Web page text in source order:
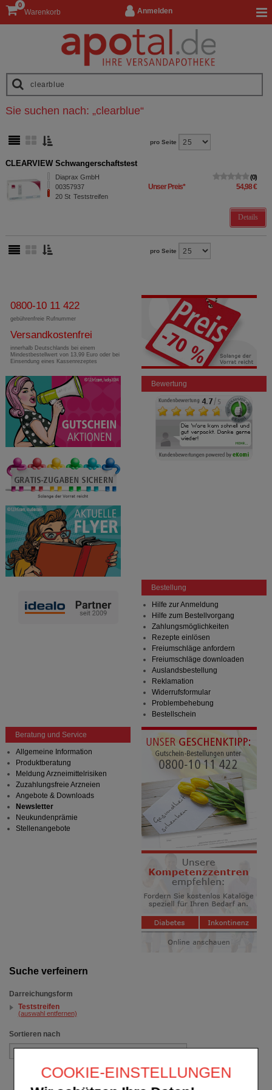
COOKIE-EINSTELLUNGEN
Anmelden
Warenkorb
0
Suche verfeinern
Darreichungsform
Teststreifen
(auswahl entfernen)
Sortieren nach
Sie suchen nach: „clearblue“
pro Seite
CLEARVIEW Schwangerschaftstest
Diaprax GmbH
00357937
20 St Teststreifen
0
Unser Preis* 54,98 €
Details
pro Seite
0800-10 11 422
gebührenfreie Rufnummer
Versandkostenfrei
innerhalb Deutschlands bei einem
Mindestbestellwert von 13,99 Euro oder bei
Einsendung eines Kassenrezeptes
Bewertung
Bestellung
Hilfe zur Anmeldung
Hilfe zum Bestellvorgang
Zahlungsmöglichkeiten
Rezepte einlösen
Freiumschläge anfordern
Freiumschläge downloaden
Auslandsbestellung
Reklamation
Widerrufsformular
Problembehebung
Bestellschein
Beratung und Service
Allgemeine Information
Produktberatung
Meldung Arzneimittelrisiken
Zuzahlungsfreie Arzneien
Angebote & Downloads
Newsletter
Neukundenprämie
Stellenangebote